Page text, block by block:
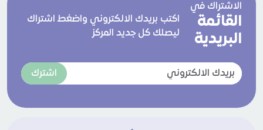
الاشتراك في
القائمة
البريدية
اكتب بريدك الالكتروني واضغط اشتراك
ليصلك كل جديد المركز
اشترك